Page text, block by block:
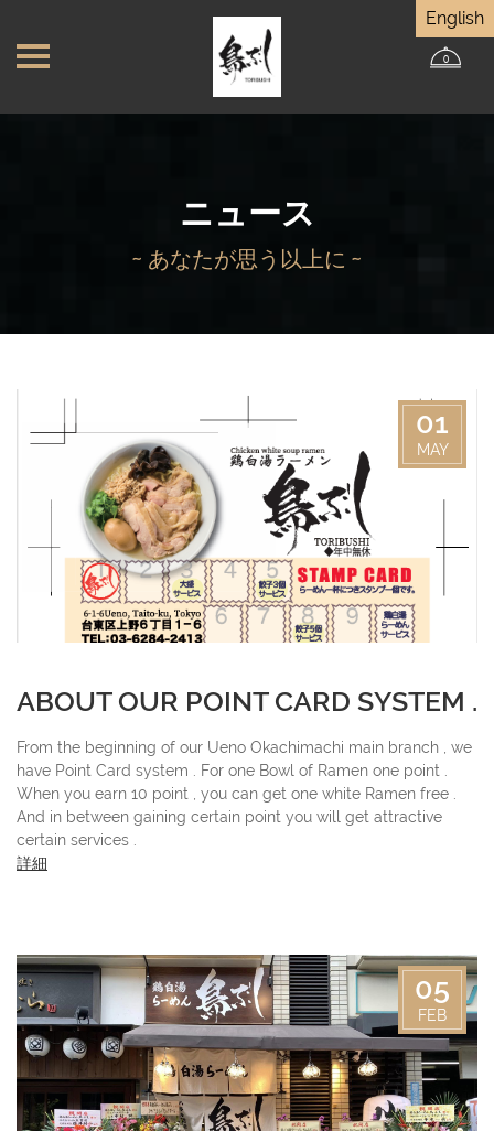
English
0
ニュース
~ あなたが思う以上に ~
01
MAY
ABOUT OUR POINT CARD SYSTEM .
From the beginning of our Ueno Okachimachi main branch , we
have Point Card system . For one Bowl of Ramen one point .
When you earn 10 point , you can get one white Ramen free .
And in between gaining certain point you will get attractive
certain services .
詳細
05
FEB